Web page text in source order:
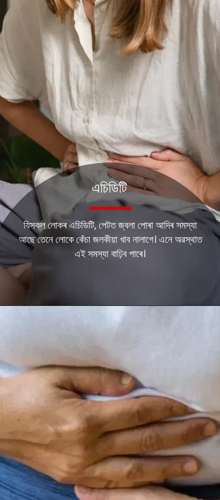
যিসকল লোকৰ এচিডিটি, পেটত জ্বলা পোৰা আদিৰ সমস্যা
আছে তেনে লোকে কেঁচা জলকীয়া খাব নালাগে। এনে অৱস্থাত
এই সমস্যা বাঢ়িব পাৰে।
এচিডিটি